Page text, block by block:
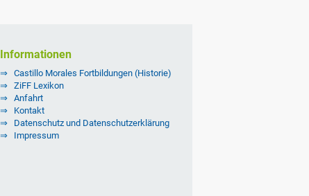
Informationen
Castillo Morales Fortbildungen (Historie)
ZiFF Lexikon
Anfahrt
Kontakt
Datenschutz und Datenschutzerklärung
Impressum